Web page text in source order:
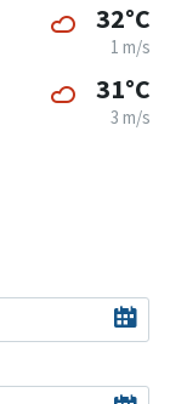
32°C
1 m/s
31°C
3 m/s